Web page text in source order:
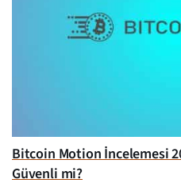
Bitcoin Motion İncelemesi
Güvenli mi?